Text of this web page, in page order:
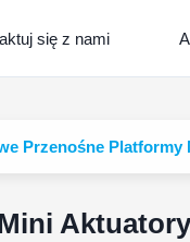
się z nami
Przenośne